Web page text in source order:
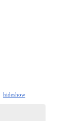
hideshow